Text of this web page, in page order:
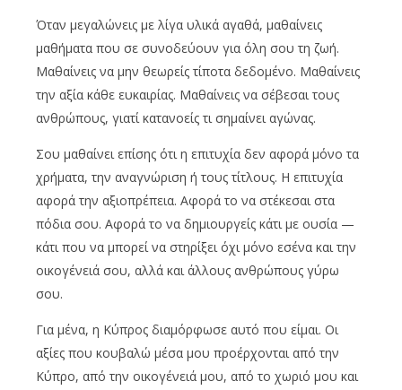
Όταν μεγαλώνεις με λίγα υλικά αγαθά, μαθαίνεις
μαθήματα που σε συνοδεύουν για όλη σου τη ζωή.
Μαθαίνεις να μην θεωρείς τίποτα δεδομένο. Μαθαίνεις
την αξία κάθε ευκαιρίας. Μαθαίνεις να σέβεσαι τους
ανθρώπους, γιατί κατανοείς τι σημαίνει αγώνας.
Σου μαθαίνει επίσης ότι η επιτυχία δεν αφορά μόνο τα
χρήματα, την αναγνώριση ή τους τίτλους. Η επιτυχία
αφορά την αξιοπρέπεια. Αφορά το να στέκεσαι στα
πόδια σου. Αφορά το να δημιουργείς κάτι με ουσία —
κάτι που να μπορεί να στηρίξει όχι μόνο εσένα και την
οικογένειά σου, αλλά και άλλους ανθρώπους γύρω
σου.
Για μένα, η Κύπρος διαμόρφωσε αυτό που είμαι. Οι
αξίες που κουβαλώ μέσα μου προέρχονται από την
Κύπρο, από την οικογένειά μου, από το χωριό μου και